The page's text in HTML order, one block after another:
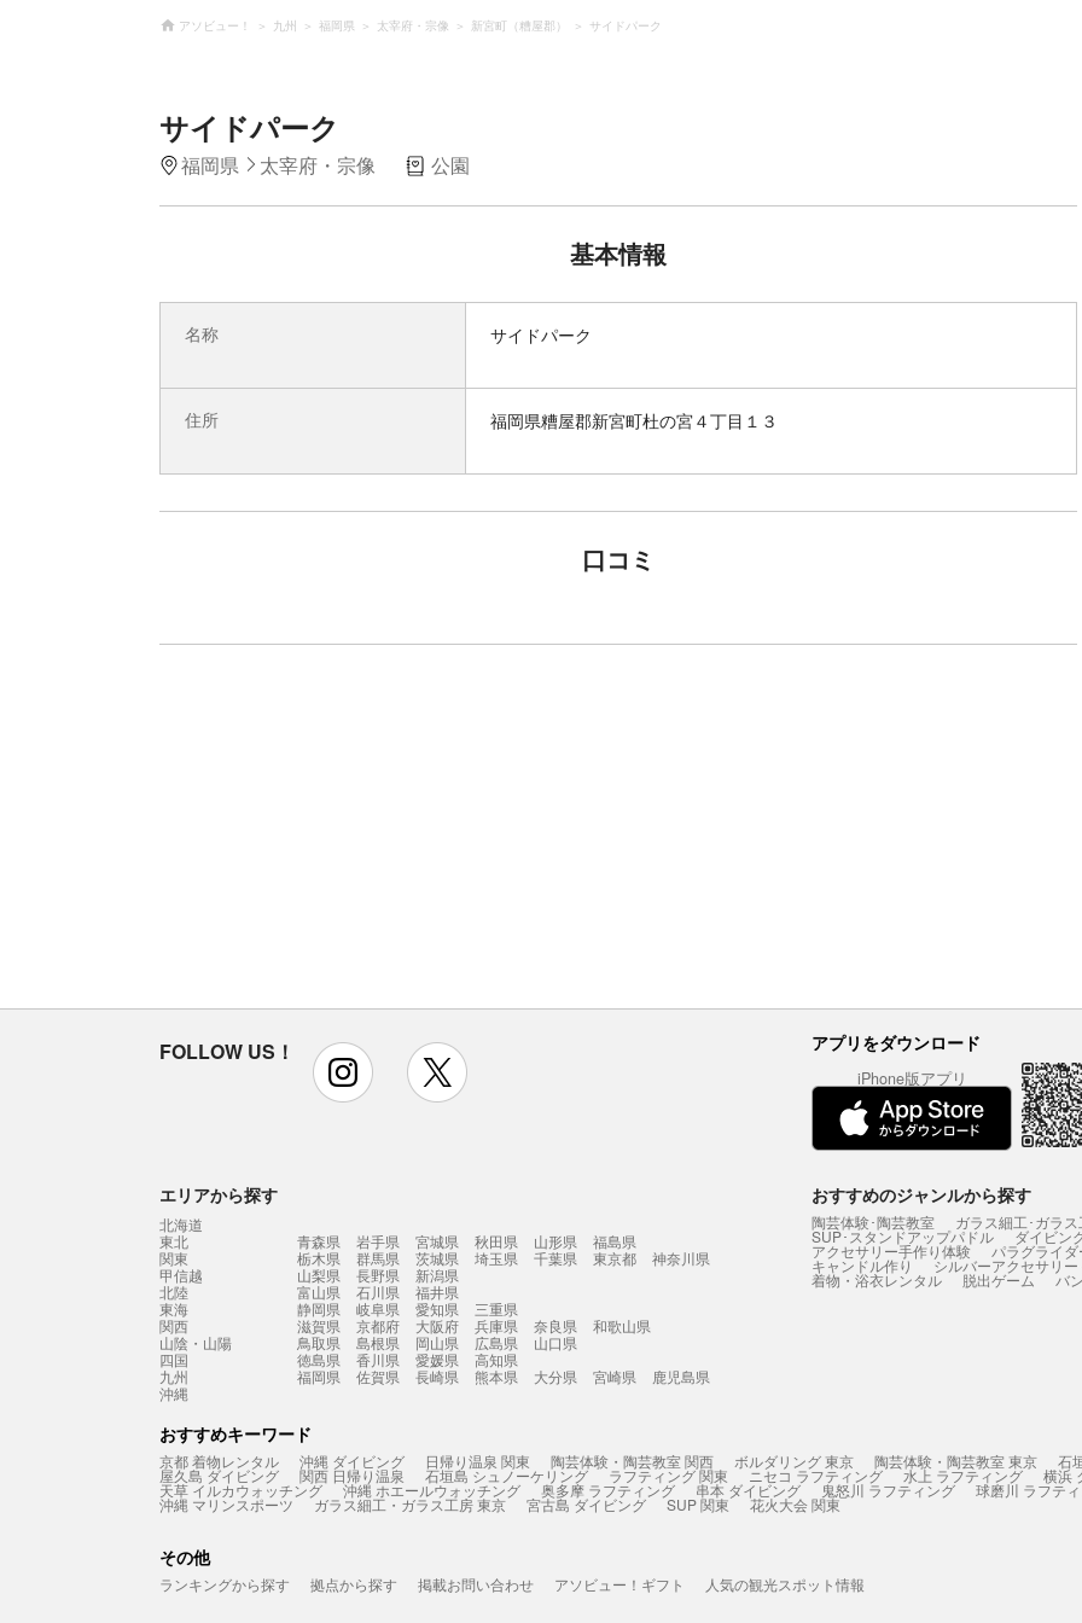
アソビュー！ 九州 福岡県 太宰府・宗像 新宮町（糟屋郡） サイドパーク
サイドパーク
福岡県 太宰府・宗像 公園
基本情報
名称 サイドパーク
住所 福岡県糟屋郡新宮町杜の宮４丁目１３
口コミ
FOLLOW US！ instagram アプリをダウンロード
iPhone版アプリ
エリアから探す
北海道
東北
青森県 岩手県 宮城県 秋田県 山形県
福島県
関東
栃木県 群馬県 茨城県 埼玉県 千葉県 東京都
神奈川県
甲信越
山梨県 長野県
新潟県
北陸
富山県 石川県
福井県
東海
静岡県 岐阜県 愛知県
三重県
関西
滋賀県 京都府 大阪府 兵庫県 奈良県
和歌山県
山陰・山陽
鳥取県 島根県 岡山県 広島県
山口県
四国
徳島県 香川県 愛媛県
高知県
九州
福岡県 佐賀県 長崎県 熊本県 大分県 宮崎県
鹿児島県
沖縄
おすすめのジャンルから探す
陶芸体験･陶芸教室 ガラス細工･ガラ
SUP･スタンドアップパドル ダイビン
アクセサリー手作り体験 パラグライダ
キャンドル作り シルバーアクセサリ
着物・浴衣レンタル 脱出ゲーム バ
おすすめキーワード
京都 着物レンタル 沖縄 ダイビング 日帰り温泉 関東 陶芸体験・陶芸教室 関西 ボルダリング 東京 陶芸体験・陶芸教室 東京 石
屋久島 ダイビング 関西 日帰り温泉 石垣島 シュノーケリング ラフティング 関東 ニセコ ラフティング 水上 ラフティング 横浜
天草 イルカウォッチング 沖縄 ホエールウォッチング 奥多摩 ラフティング 串本 ダイビング 鬼怒川 ラフティング 球磨川 ラフテ
沖縄 マリンスポーツ ガラス細工・ガラス工房 東京 宮古島 ダイビング SUP 関東 花火大会 関東
その他
ランキングから探す 拠点から探す 掲載お問い合わせ アソビュー！ギフト 人気の観光スポット情報